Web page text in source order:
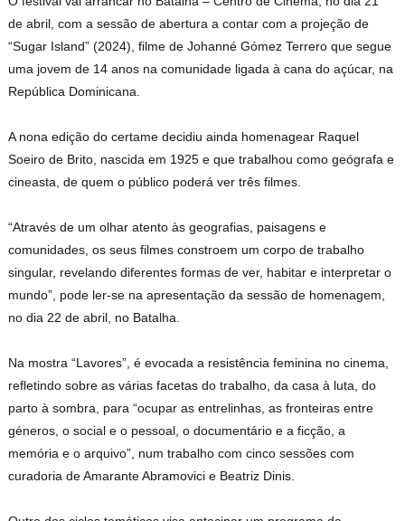
de abril, com a sessão de abertura a contar com a projeção de
“Sugar Island” (2024), filme de Johanné Gómez Terrero que segue
uma jovem de 14 anos na comunidade ligada à cana do açúcar, na
República Dominicana.
A nona edição do certame decidiu ainda homenagear Raquel
Soeiro de Brito, nascida em 1925 e que trabalhou como geógrafa e
cineasta, de quem o público poderá ver três filmes.
“Através de um olhar atento às geografias, paisagens e
comunidades, os seus filmes constroem um corpo de trabalho
singular, revelando diferentes formas de ver, habitar e interpretar o
mundo”, pode ler-se na apresentação da sessão de homenagem,
no dia 22 de abril, no Batalha.
Na mostra “Lavores”, é evocada a resistência feminina no cinema,
refletindo sobre as várias facetas do trabalho, da casa à luta, do
parto à sombra, para “ocupar as entrelinhas, as fronteiras entre
géneros, o social e o pessoal, o documentário e a ficção, a
memória e o arquivo”, num trabalho com cinco sessões com
curadoria de Amarante Abramovici e Beatriz Dinis.